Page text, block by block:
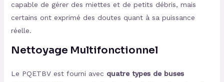
capable de gérer des miettes et de petits débris, mais
certains ont exprimé des doutes quant à sa puissance
réelle.
Nettoyage Multifonctionnel
Le PQETBV est fourni avec quatre types de buses